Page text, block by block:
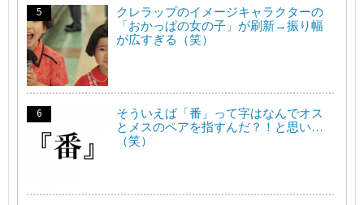
クレラップのイメージキャラクターの
「おかっぱの女の子」が刷新→振り幅
が広すぎる（笑）
そういえば「番」って字はなんでオス
とメスのペアを指すんだ？！と思い…
（笑）